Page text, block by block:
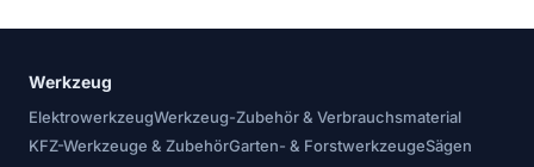
Werkzeug
ElektrowerkzeugWerkzeug-Zubehör & Verbrauchsmaterial
KFZ-Werkzeuge & ZubehörGarten- & ForstwerkzeugeSägen